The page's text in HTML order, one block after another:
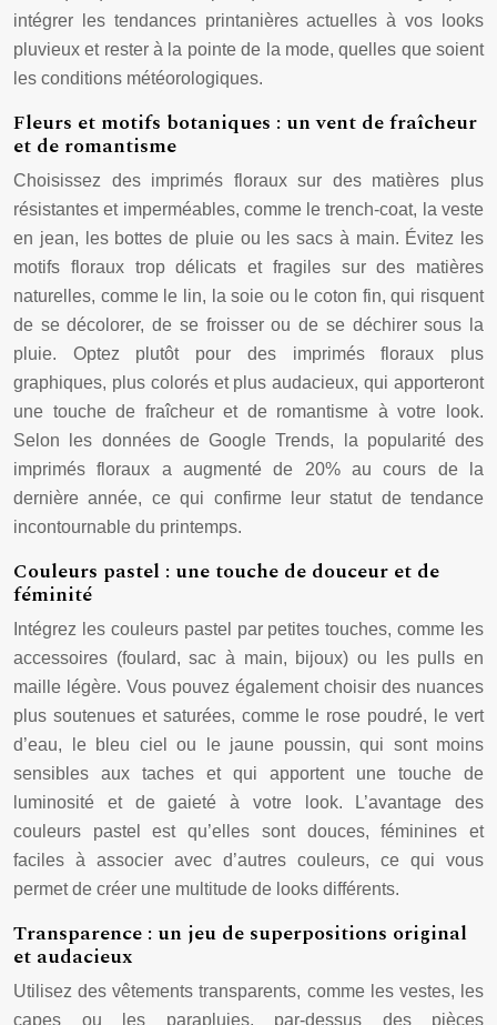
intégrer les tendances printanières actuelles à vos looks
pluvieux et rester à la pointe de la mode, quelles que soient
les conditions météorologiques.
Fleurs et motifs botaniques : un vent de fraîcheur
et de romantisme
Choisissez des imprimés floraux sur des matières plus
résistantes et imperméables, comme le trench-coat, la veste
en jean, les bottes de pluie ou les sacs à main. Évitez les
motifs floraux trop délicats et fragiles sur des matières
naturelles, comme le lin, la soie ou le coton fin, qui risquent
de se décolorer, de se froisser ou de se déchirer sous la
pluie. Optez plutôt pour des imprimés floraux plus
graphiques, plus colorés et plus audacieux, qui apporteront
une touche de fraîcheur et de romantisme à votre look.
Selon les données de Google Trends, la popularité des
imprimés floraux a augmenté de 20% au cours de la
dernière année, ce qui confirme leur statut de tendance
incontournable du printemps.
Couleurs pastel : une touche de douceur et de
féminité
Intégrez les couleurs pastel par petites touches, comme les
accessoires (foulard, sac à main, bijoux) ou les pulls en
maille légère. Vous pouvez également choisir des nuances
plus soutenues et saturées, comme le rose poudré, le vert
d’eau, le bleu ciel ou le jaune poussin, qui sont moins
sensibles aux taches et qui apportent une touche de
luminosité et de gaieté à votre look. L’avantage des
couleurs pastel est qu’elles sont douces, féminines et
faciles à associer avec d’autres couleurs, ce qui vous
permet de créer une multitude de looks différents.
Transparence : un jeu de superpositions original
et audacieux
Utilisez des vêtements transparents, comme les vestes, les
capes ou les parapluies, par-dessus des pièces